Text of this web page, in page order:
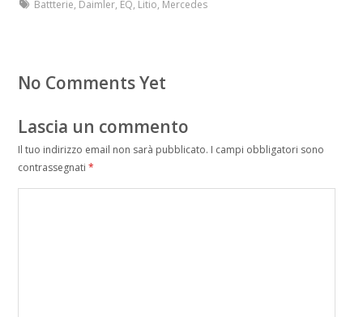
Battterie, Daimler, EQ, Litio, Mercedes
No Comments Yet
Lascia un commento
Il tuo indirizzo email non sarà pubblicato. I campi obbligatori sono
contrassegnati *